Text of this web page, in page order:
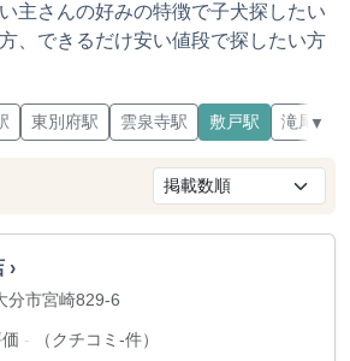
主さんの好みの特徴で子犬探したい
、できるだけ安い値段で探したい方
東別府駅 雲泉寺駅 敷戸駅 滝尾駅
▼
›
分市宮崎829-6
-
（クチコミ-件）